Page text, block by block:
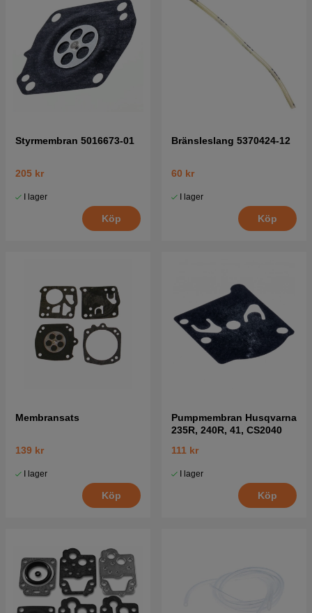
Styrmembran 5016673-01
205 kr
I lager
Köp
Bränsleslang 5370424-12
60 kr
I lager
Köp
Membransats
139 kr
I lager
Köp
Pumpmembran Husqvarna
235R, 240R, 41, CS2040
111 kr
I lager
Köp